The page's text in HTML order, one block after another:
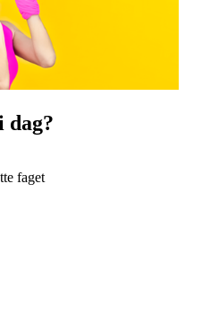
faget